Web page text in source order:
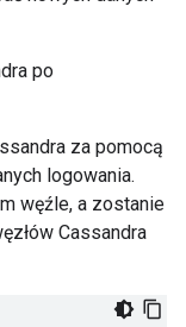
po
za pomocą
logowania.
węźle, a zostanie
Cassandra